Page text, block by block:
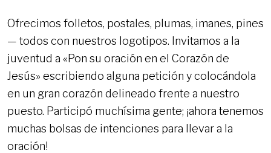
Ofrecimos folletos, postales, plumas, imanes, pines
— todos con nuestros logotipos. Invitamos a la
juventud a «Pon su oración en el Corazón de
Jesús» escribiendo alguna petición y colocándola
en un gran corazón delineado frente a nuestro
puesto. Participó muchísima gente; ¡ahora tenemos
muchas bolsas de intenciones para llevar a la
oración!